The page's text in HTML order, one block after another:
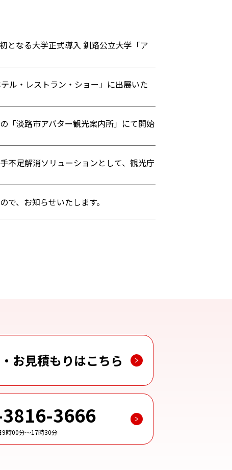
となる大学正式導入 釧路公立大学「ア
ル・レストラン・ショー」に出展いた
「淡路市アバター観光案内所」にて開始
不足解消ソリューションとして、観光庁
、お知らせいたします。
お見積もりはこちら
3666
9時00分～17時30分